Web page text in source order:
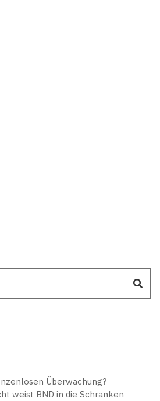
Überwachung?
weist BND in die Schranken